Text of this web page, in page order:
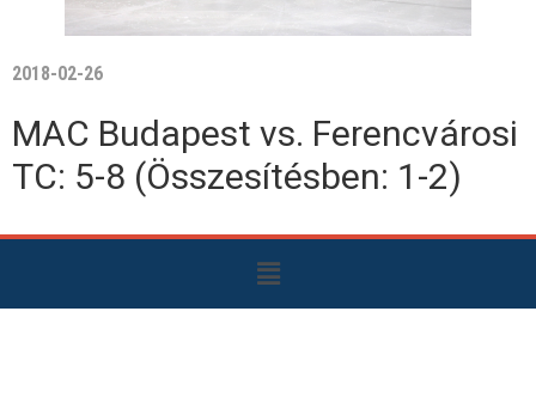
2018-02-26
MAC Budapest vs. Ferencvárosi
TC: 5-8 (Összesítésben: 1-2)